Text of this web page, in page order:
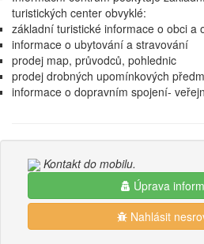
turistických center obvyklé:
základní turistické informace o obci a
informace o ubytování a stravování
prodej map, průvodců, pohlednic
prodej drobných upomínkových
informace o dopravním spojení-
Kontakt do mobilu.
Úprava
Nahlásit